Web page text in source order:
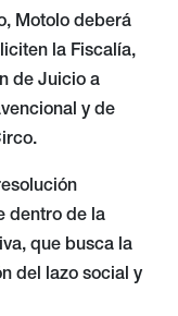
Motolo deberá
la Fiscalía,
de Juicio a
y de
dentro de la
que busca la
del lazo social y